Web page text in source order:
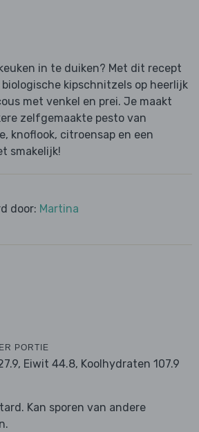
in te duiken? Met dit recept
kipschnitzels op heerlijk
met venkel en prei. Je maakt
zelfgemaakte pesto van
knoflook, citroensap en een
smakelijk!
door: Martina
PORTIE
Eiwit 44.8, Koolhydraten 107.9
Kan sporen van andere